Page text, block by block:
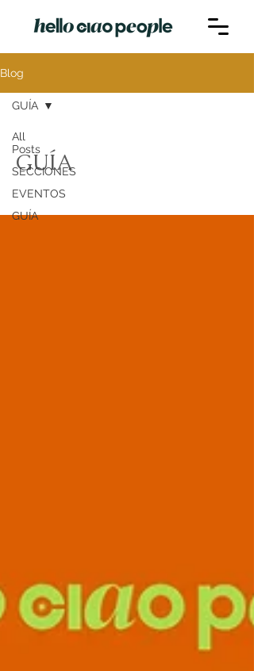
Blog
All
Posts
SECCIONES
EVENTOS
GUÍA
GUÍA
GUÍA